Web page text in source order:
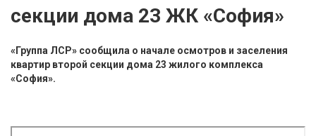
секции дома 23 ЖК «София»
«Группа ЛСР» сообщила о начале осмотров и заселения
квартир второй секции дома 23 жилого комплекса
«София».